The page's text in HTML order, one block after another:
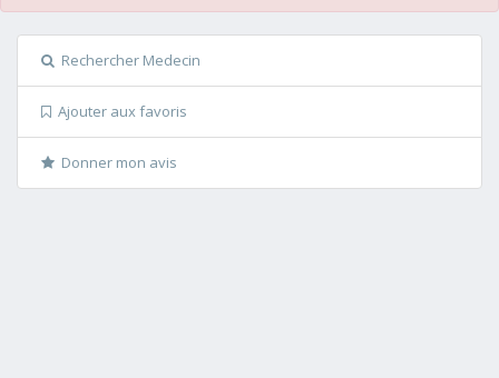
Rechercher Medecin
Ajouter aux favoris
Donner mon avis